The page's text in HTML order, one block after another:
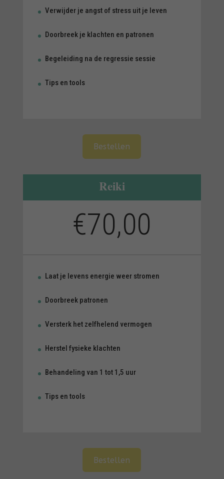
Verwijder je angst of stress uit je leven
Doorbreek je klachten en patronen
Begeleiding na de regressie sessie
Tips en tools
Bestellen
e
n
a
i
:
Reiki
€70,00
Laat je levens energie weer stromen
Doorbreek patronen
Versterk het zelfhelend vermogen
Herstel fysieke klachten
Behandeling van 1 tot 1,5 uur
Tips en tools
Bestellen